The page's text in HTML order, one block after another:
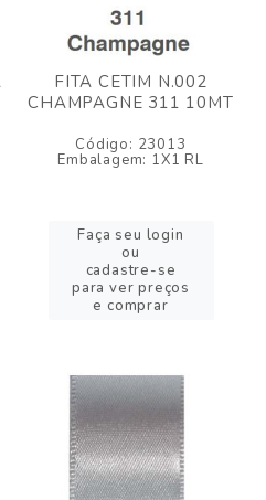
FITA CETIM N.002
CHAMPAGNE 311 10MT
Código: 23013
Embalagem: 1X1 RL
Faça seu login
ou
cadastre-se
para ver preços
e comprar